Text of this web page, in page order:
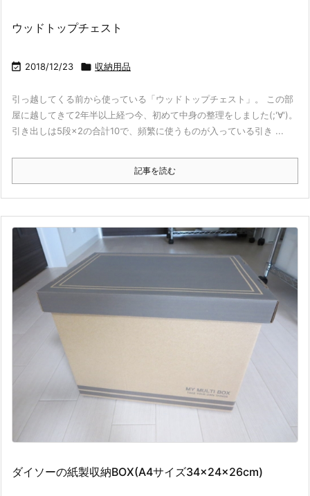
ウッドトップチェスト
 2018/12/23  収納用品
引っ越してくる前から使っている「ウッドトップチェスト」。 この部
屋に越してきて2年半以上経つ今、初めて中身の整理をしました(;'∀')。
引き出しは5段×2の合計10で、頻繁に使うものが入っている引き ...
記事を読む
ダイソーの紙製収納BOX(A4サイズ34×24×26cm)